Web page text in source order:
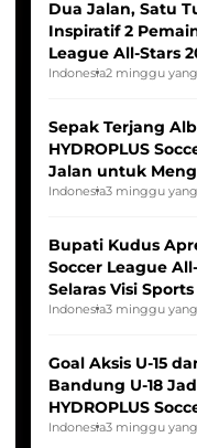
Dua Jalan, Satu
Inspiratif 2
League All-Stars
Seleksi Timnas
Indonesia2 minggu
Sepak Terjang
HYDROPLUS
Jalan untuk
Indonesia Putri
Indonesia3 minggu
Bupati Kudus
Soccer League
Selaras Visi
Indonesia3 minggu
Goal Aksis U-15
Bandung U-18
HYDROPLUS
2025/2026
Indonesia3 minggu